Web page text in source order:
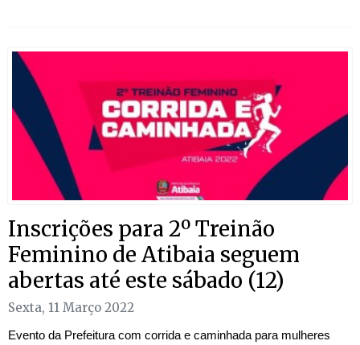
Inscrições para 2º Treinão
Feminino de Atibaia seguem
abertas até este sábado (12)
Sexta, 11 Março 2022
Evento da Prefeitura com corrida e caminhada para mulheres